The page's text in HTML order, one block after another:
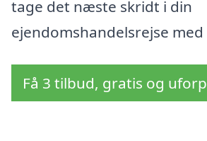
tage det næste skridt i din
ejendomshandelsrejse
Få 3 tilbud, gratis og